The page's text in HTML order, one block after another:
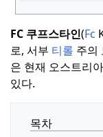
FC 쿠프스타인(Fc
로, 서부 티롤 주의
은 현재 오스트리
있다.
목차